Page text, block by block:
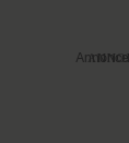
Annonce